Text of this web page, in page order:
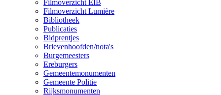
Filmoverzicht EIB
Filmoverzicht Lumière
Bibliotheek
Publicaties
Bidprentjes
Brievenhoofden/nota's
Burgemeesters
Ereburgers
Gemeentemonumenten
Gemeente Politie
Rijksmonumenten